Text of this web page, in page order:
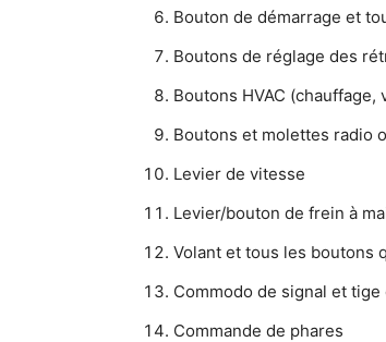
Bouton de démarrage et
Boutons de réglage des
Boutons HVAC
Boutons et molettes radio
Levier de vitesse
Levier/bouton de frein à
Volant et tous les boutons
Commodo de signal et tige
Commande de phares